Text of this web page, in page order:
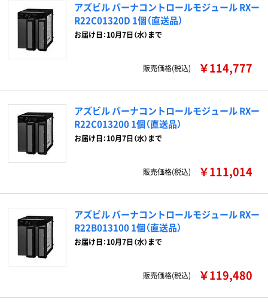
アズビル バーナコントロールモジュール RXー
R22C01320D 1個（直送品）
お届け日：10月7日（水）まで
販売価格(税込) ￥114,777
アズビル バーナコントロールモジュール RXー
R22C013200 1個（直送品）
お届け日：10月7日（水）まで
販売価格(税込) ￥111,014
アズビル バーナコントロールモジュール RXー
R22B013100 1個（直送品）
お届け日：10月7日（水）まで
販売価格(税込) ￥119,480